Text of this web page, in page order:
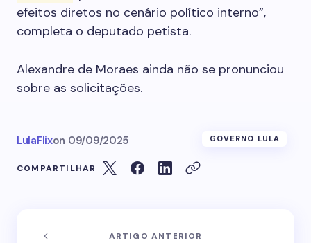
efeitos diretos no cenário político interno”,
completa o deputado petista.
Alexandre de Moraes ainda não se pronunciou
sobre as solicitações.
LulaFlixon 09/09/2025 GOVERNO LULA
COMPARTILHAR
ARTIGO ANTERIOR